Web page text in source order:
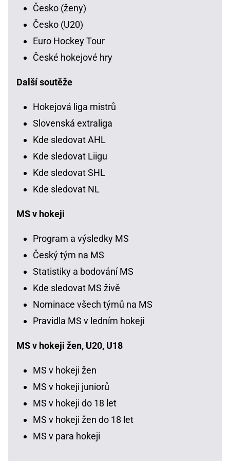
Česko (ženy)
Česko (U20)
Euro Hockey Tour
České hokejové hry
Další soutěže
Hokejová liga mistrů
Slovenská extraliga
Kde sledovat AHL
Kde sledovat Liigu
Kde sledovat SHL
Kde sledovat NL
MS v hokeji
Program a výsledky MS
Český tým na MS
Statistiky a bodování MS
Kde sledovat MS živě
Nominace všech týmů na MS
Pravidla MS v ledním hokeji
MS v hokeji žen, U20, U18
MS v hokeji žen
MS v hokeji juniorů
MS v hokeji do 18 let
MS v hokeji žen do 18 let
MS v para hokeji